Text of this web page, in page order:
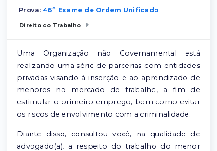
Prova: 46º Exame de Ordem Unificado
Direito do Trabalho
Uma Organização não Governamental está
realizando uma série de parcerias com entidades
privadas visando à inserção e ao aprendizado de
menores no mercado de trabalho, a fim de
estimular o primeiro emprego, bem como evitar
os riscos de envolvimento com a criminalidade.
Diante disso, consultou você, na qualidade de
advogado(a), a respeito do trabalho do menor